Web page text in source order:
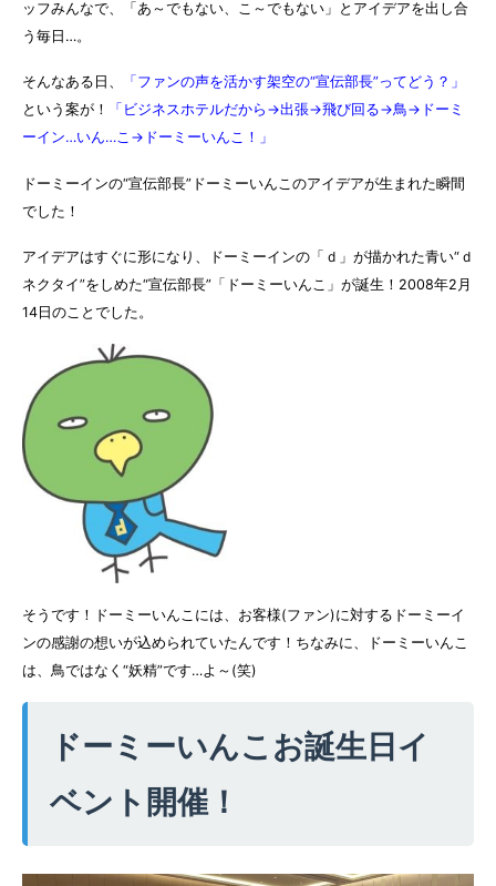
ッフみんなで、「あ～でもない、こ～でもない」とアイデアを出し合
う毎日…。
そんなある日、
「ファンの声を活かす架空の“宣伝部長”ってどう？」
という案が！
「ビジネスホテルだから→出張→飛び回る→鳥→ドーミ
ーイン…いん…こ→ドーミーいんこ！」
ドーミーインの“宣伝部長”ドーミーいんこのアイデアが生まれた瞬間
でした！
アイデアはすぐに形になり、ドーミーインの「ｄ」が描かれた青い“ｄ
ネクタイ”をしめた“宣伝部長”「ドーミーいんこ」が誕生！2008年2月
14日のことでした。
そうです！ドーミーいんこには、お客様(ファン)に対するドーミーイ
ンの感謝の想いが込められていたんです！ちなみに、ドーミーいんこ
は、鳥ではなく“妖精”です…よ～(笑)
ドーミーいんこお誕生日イ
ベント開催！